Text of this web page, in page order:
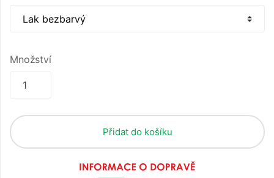
Množství
Přidat do košíku